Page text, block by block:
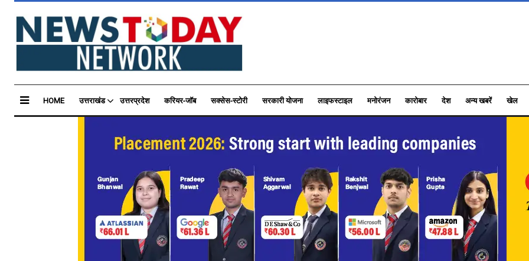
HOME उत्तराखंड उत्तरप्रदेश करियर-जॉब सक्सेस-स्टोरी सरकारी योजना लाइफस्टाइल मनोरंजन कारोबार देश अन्य खबरें खेल